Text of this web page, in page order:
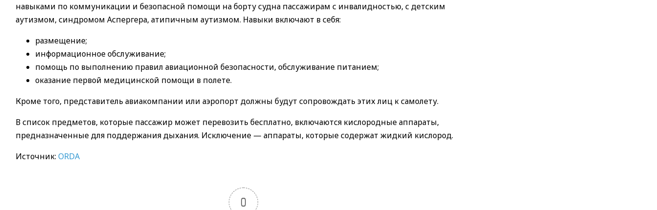
навыками по коммуникации и безопасной помощи на борту судна пассажирам с инвалидностью, с детским
аутизмом, синдромом Аспергера, атипичным аутизмом. Навыки включают в себя:
размещение;
информационное обслуживание;
помощь по выполнению правил авиационной безопасности, обслуживание питанием;
оказание первой медицинской помощи в полете.
Кроме того, представитель авиакомпании или аэропорт должны будут сопровождать этих лиц к самолету.
В список предметов, которые пассажир может перевозить бесплатно, включаются кислородные аппараты,
предназначенные для поддержания дыхания. Исключение — аппараты, которые содержат жидкий кислород.
Источник: ORDA
0